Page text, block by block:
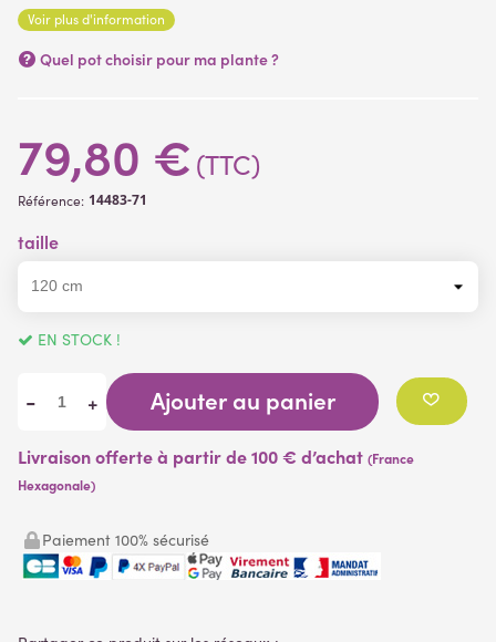
Voir plus d'information
Quel pot choisir pour ma plante ?
79,80 € (TTC)
Référence: 14483-71
taille
EN STOCK !
- + Ajouter au panier
Livraison offerte à partir de 100 € d’achat (France
Hexagonale)
Paiement 100% sécurisé